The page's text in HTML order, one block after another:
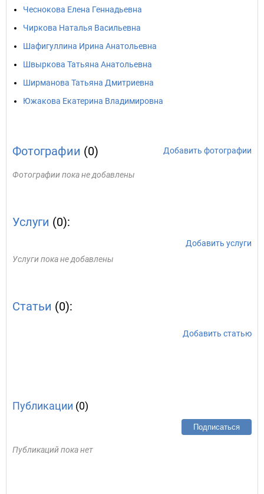
Чеснокова Елена Геннадьевна
Чиркова Наталья Васильевна
Шафигуллина Ирина Анатольевна
Швыркова Татьяна Анатольевна
Ширманова Татьяна Дмитриевна
Южакова Екатерина Владимировна
Фотографии (0) Добавить фотографии
Фотографии пока не добавлены
Услуги (0):
Добавить услуги
Услуги пока не добавлены
Статьи (0):
Добавить статью
Публикации (0)
Подписаться
Публикаций пока нет